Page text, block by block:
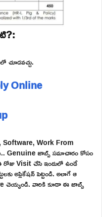
చూడవచ్చు.
Online
Software, Work From
Genuine జాబ్స్ సమాచారం కోసం
Visit చేసి ఇందులో ఉండే
అప్లికేషన్ పెట్టండి. అలాగే ఆ
చెయ్యండి. వారికి కూడా ఈ జాబ్స్